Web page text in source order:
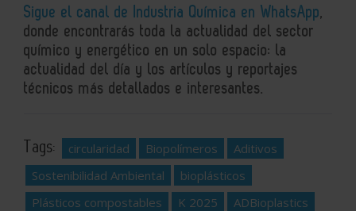
Sigue el canal de Industria Química en WhatsApp,
donde encontrarás toda la actualidad del sector
químico y energético en un solo espacio: la
actualidad del día y los artículos y reportajes
técnicos más detallados e interesantes.
Tags: circularidad Biopolímeros
Aditivos
Sostenibilidad Ambiental
bioplásticos
Plásticos compostables
K 2025 ADBioplastics